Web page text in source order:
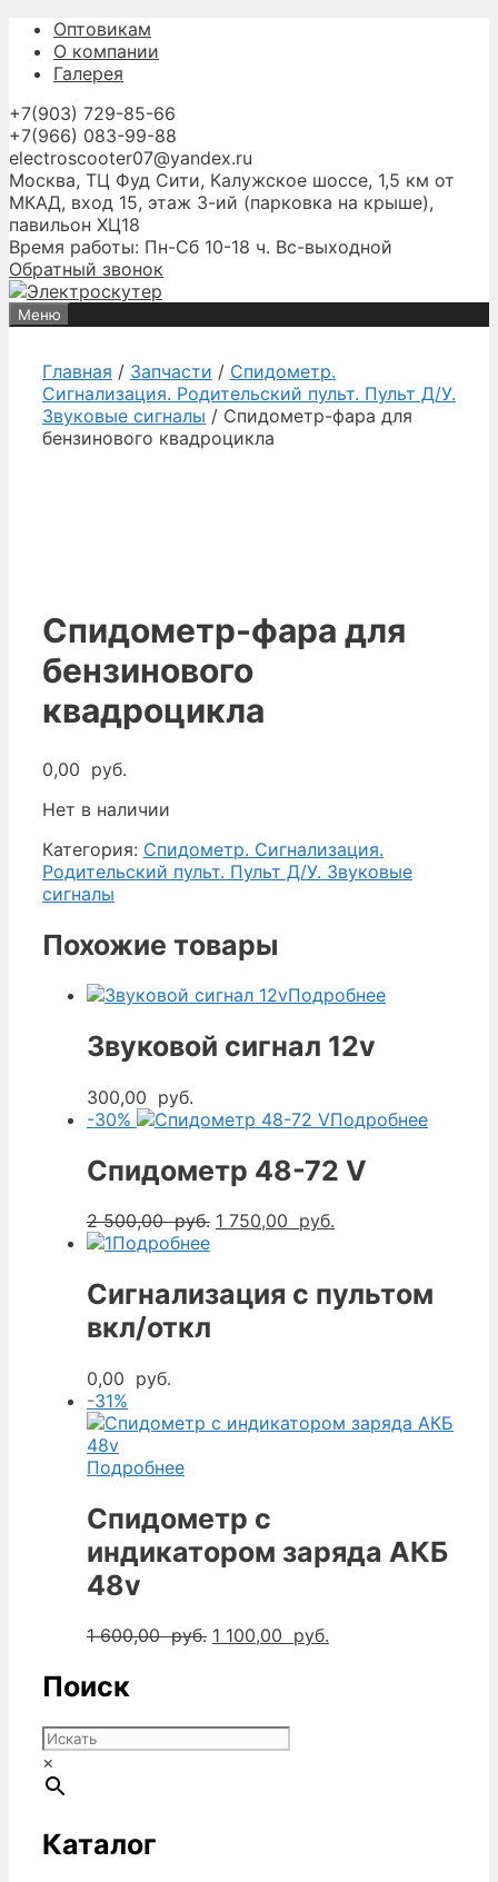
Перейти
содержимому
Оптовикам
О компании
Галерея
+7(903) 729-85-66
+7(966) 083-99-88
electroscooter07@yandex.ru
Москва, ТЦ Фуд Сити, Калужское шоссе, 1,5 км от
МКАД, вход 15, этаж 3-ий (парковка на крыше),
павильон ХЦ18
Время работы: Пн-Сб 10-18 ч. Вс-выходной
Обратный звонок
Меню
Главная / Запчасти / Спидометр.
Сигнализация. Родительский пульт. Пульт Д/У.
Звуковые сигналы / Спидометр-фара для
бензинового квадроцикла
Спидометр-фара для
бензинового
квадроцикла
0,00 руб.
Нет в наличии
Категория: Спидометр. Сигнализация.
Родительский пульт. Пульт Д/У. Звуковые
сигналы
Похожие товары
Подробнее
Звуковой сигнал 12v
300,00 руб.
-30%
Подробнее
Спидометр 48-72 V
2 500,00руб. Первоначальная
2
500,00
1 750,00 руб.
750,00
руб..
Подробнее
Сигнализация с пультом
вкл/откл
0,00 руб.
-31%
Подробнее
Спидометр с
индикатором заряда АКБ
48v
1 600,00руб. Первоначальная
600,00
руб..
1 100,00 руб.
Поиск
×
Каталог